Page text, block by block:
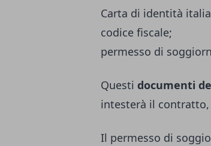
Carta di identità
codice fiscale;
permesso di
Questi documenti
intesterà il contratto,
Il permesso di